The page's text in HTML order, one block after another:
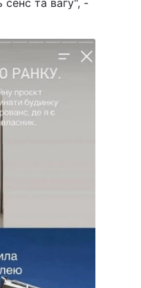
сенс та вагу", -